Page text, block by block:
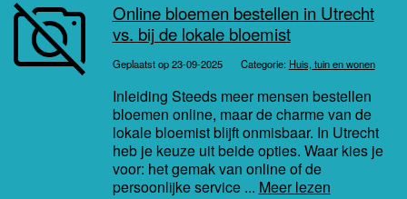
Online bloemen bestellen in Utrecht
vs. bij de lokale bloemist
Geplaatst op 23-09-2025 Categorie: Huis, tuin en wonen
Inleiding Steeds meer mensen bestellen
bloemen online, maar de charme van de
lokale bloemist blijft onmisbaar. In Utrecht
heb je keuze uit beide opties. Waar kies je
voor: het gemak van online of de
persoonlijke service ... Meer lezen